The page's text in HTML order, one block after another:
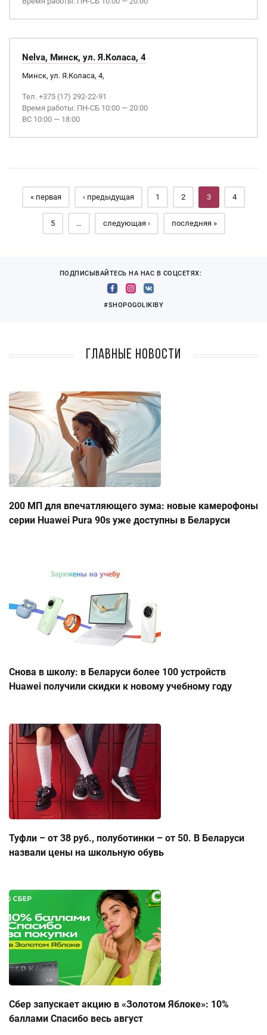
Nelva, Минск, ул. Я.Коласа, 4
Минск, ул. Я.Коласа, 4,
Тел. +375 (17) 292-22-91
Время работы: ПН-СБ 10:00 — 20:00
ВС 10:00 — 18:00
Страницы
« первая ‹ предыдущая 1 2 3 4
5 … следующая › последняя »
ПОДПИСЫВАЙТЕСЬ НА НАС В СОЦСЕТЯХ:
#SHOPOGOLIKIBY
Главные новости
200 МП для впечатляющего зума: новые камерофоны
серии Huawei Pura 90s уже доступны в Беларуси
Снова в школу: в Беларуси более 100 устройств
Huawei получили скидки к новому учебному году
Туфли – от 38 руб., полуботинки – от 50. В Беларуси
назвали цены на школьную обувь
Сбер запускает акцию в «Золотом Яблоке»: 10%
баллами Спасибо весь август